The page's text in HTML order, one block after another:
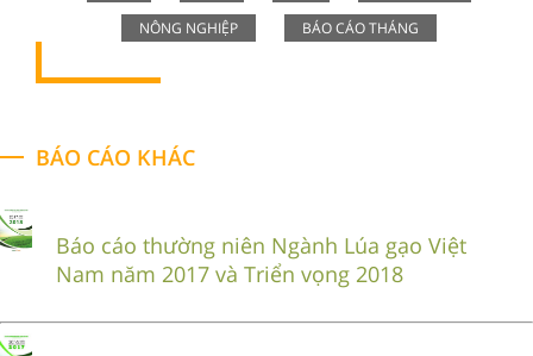
NÔNG NGHIỆP
BÁO CÁO THÁNG
BÁO CÁO KHÁC
Báo cáo thường niên Ngành Lúa gạo Việt
Nam năm 2017 và Triển vọng 2018